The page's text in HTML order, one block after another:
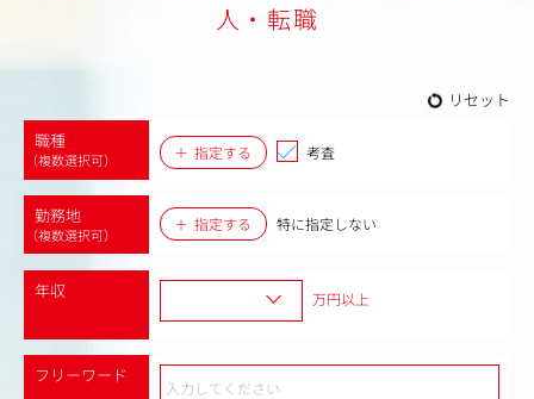
人・転職
リセット
職種
（複数選択可） 指定する 考査
勤務地
（複数選択可）
指定する 特に指定しない
年収 万円以上
フリーワード